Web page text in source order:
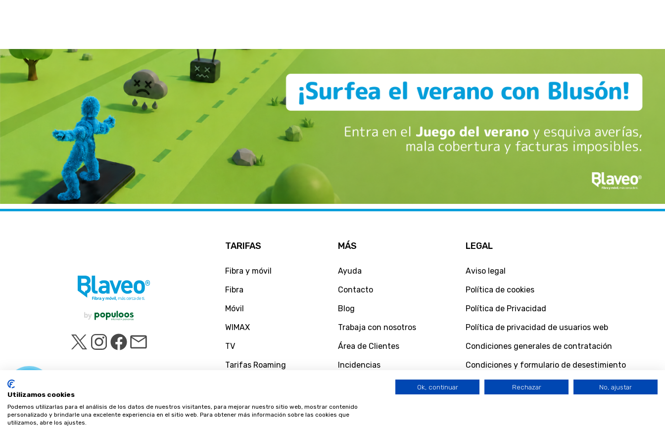
TARIFAS
Fibra y móvil
Fibra
Móvil
WIMAX
TV
Tarifas Roaming
MÁS
Ayuda
Contacto
Blog
Trabaja con nosotros
Área de Clientes
Incidencias
LEGAL
Aviso legal
Política de cookies
Política de Privacidad
Política de privacidad de usuarios web
Condiciones generales de contratación
Condiciones y formulario de desestimiento
ahora
Utilizamos cookies
Podemos utilizarlas para el análisis de los datos de nuestros visitantes, para mejorar nuestro sitio web, mostrar contenido
personalizado y brindarle una excelente experiencia en el sitio web. Para obtener más información sobre las cookies que
utilizamos, abre los ajustes.
Ok, continuar Rechazar No, ajustar